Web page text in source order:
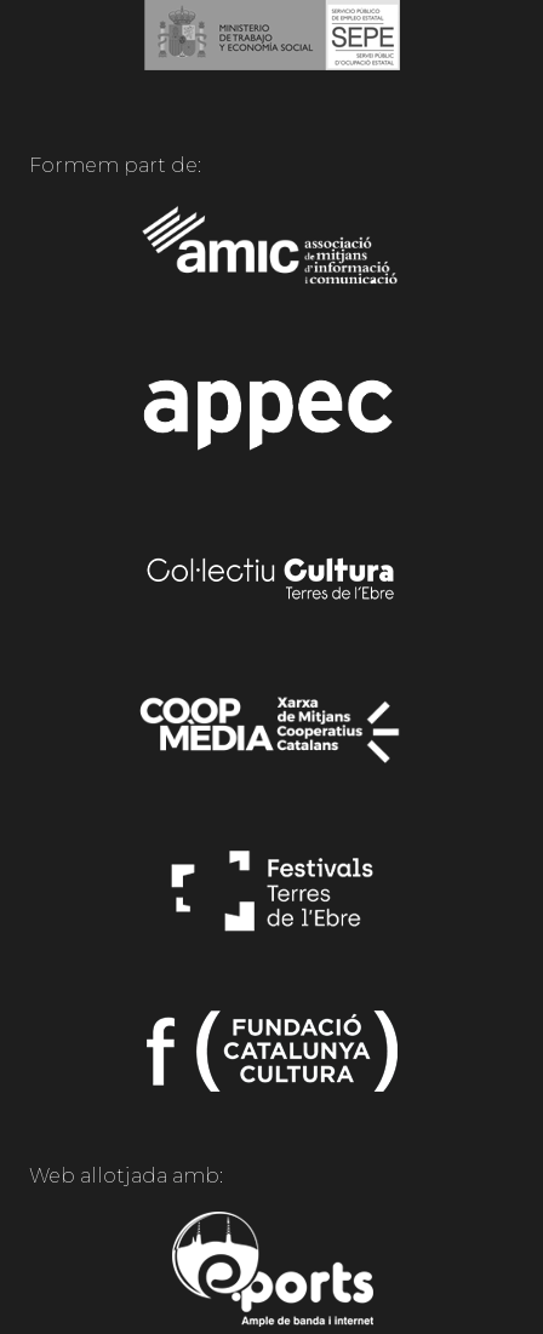
Formem part de:
Web allotjada amb: